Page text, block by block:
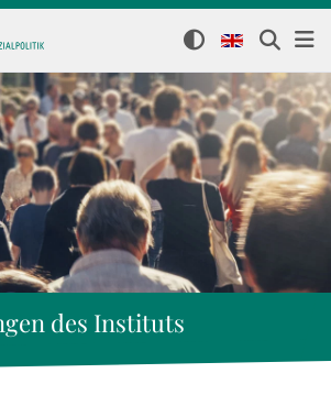
des Instituts